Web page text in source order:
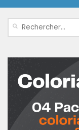
Rechercher :